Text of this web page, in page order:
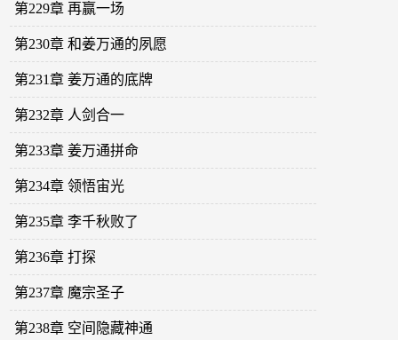
第229章 再赢一场
第230章 和姜万通的夙愿
第231章 姜万通的底牌
第232章 人剑合一
第233章 姜万通拼命
第234章 领悟宙光
第235章 李千秋败了
第236章 打探
第237章 魔宗圣子
第238章 空间隐藏神通